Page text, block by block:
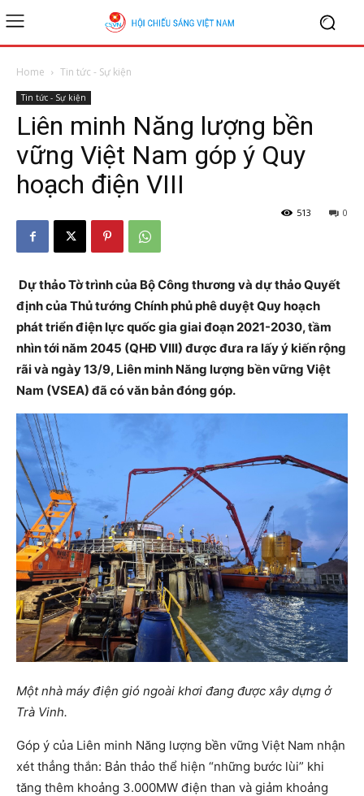
Home Tin tức - Sự kiện
Tin tức - Sự kiện
Liên minh Năng lượng bền
vững Việt Nam góp ý Quy
hoạch điện VIII
0
513
Dự thảo Tờ trình của Bộ Công thương và dự thảo Quyết
định của Thủ tướng Chính phủ phê duyệt Quy hoạch
phát triển điện lực quốc gia giai đoạn 2021-2030, tầm
nhìn tới năm 2045 (QHĐ VIII) được đưa ra lấy ý kiến rộng
rãi và ngày 13/9, Liên minh Năng lượng bền vững Việt
Nam (VSEA) đã có văn bản đóng góp.
Một nhà máy điện gió ngoài khơi đang được xây dựng ở
Trà Vinh.
Góp ý của Liên minh Năng lượng bền vững Việt Nam nhận
xét thẳng thắn: Bản thảo thể hiện “những bước lùi” khi
tăng thêm khoảng 3.000MW điện than và giảm khoảng